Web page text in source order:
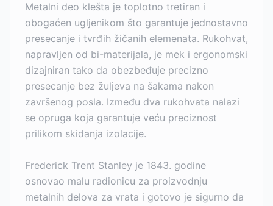
Metalni deo klešta je toplotno tretiran i
obogaćen ugljenikom što garantuje jednostavno
presecanje i tvrđih žičanih elemenata. Rukohvat,
napravljen od bi-materijala, je mek i ergonomski
dizajniran tako da obezbeđuje precizno
presecanje bez žuljeva na šakama nakon
završenog posla. Između dva rukohvata nalazi
se opruga koja garantuje veću preciznost
prilikom skidanja izolacije.
Frederick Trent Stanley je 1843. godine
osnovao malu radionicu za proizvodnju
metalnih delova za vrata i gotovo je sigurno da